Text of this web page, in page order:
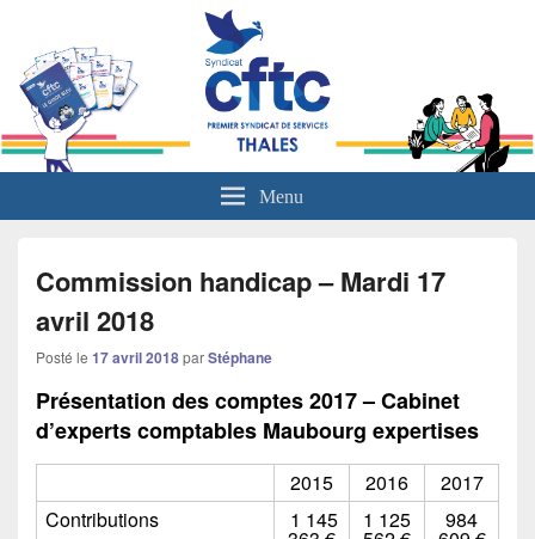
L'actualité sociale du groupe Thales
Menu
Commission handicap – Mardi 17
avril 2018
Posté le 17 avril 2018parStéphane
Présentation des comptes 2017 – Cabinet
d’experts comptables Maubourg expertises
2015 2016
2017
Contributions
1 145 1 125 984